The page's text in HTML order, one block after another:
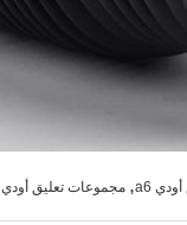
, مجموعات تعليق أودي c6 a5